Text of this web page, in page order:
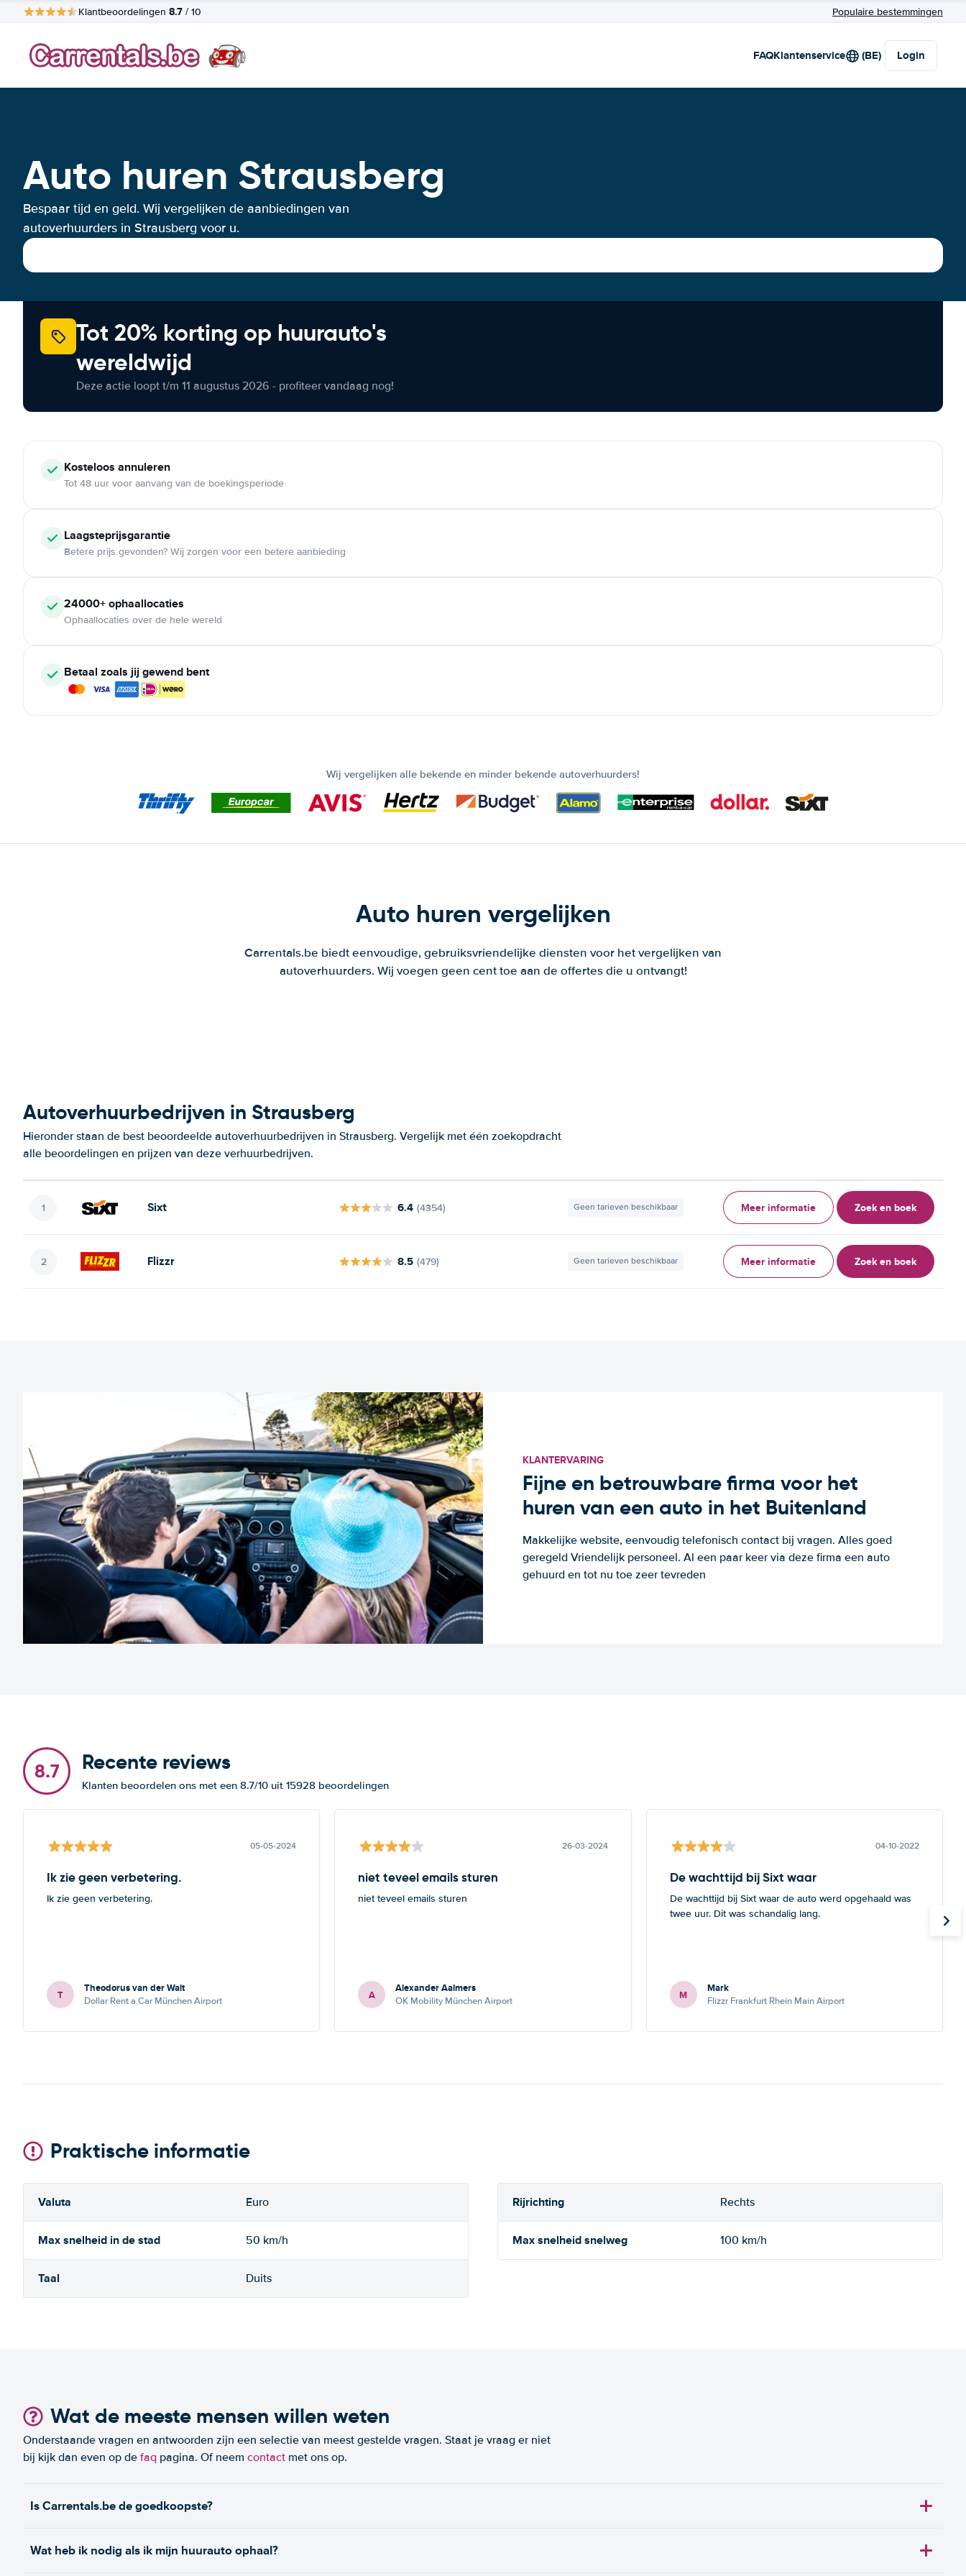
Klantbeoordelingen 8.7 / 10 Populaire bestemmingen
FAQKlantenservice (BE) Login
Auto huren Strausberg
Bespaar tijd en geld. Wij vergelijken de aanbiedingen van
autoverhuurders in Strausberg voor u.
Tot 20% korting op huurauto's
wereldwijd
Deze actie loopt t/m 11 augustus 2026 - profiteer vandaag nog!
Kosteloos annuleren
Tot 48 uur voor aanvang van de boekingsperiode
Laagsteprijsgarantie
Betere prijs gevonden? Wij zorgen voor een betere aanbieding
24000+ophaallocaties
Ophaallocaties over de hele wereld
Betaal zoals jij gewend bent
Wij vergelijken alle bekende en minder bekende autoverhuurders!
Auto huren vergelijken
Carrentals.be biedt eenvoudige, gebruiksvriendelijke diensten voor het vergelijken van
autoverhuurders. Wij voegen geen cent toe aan de offertes die u ontvangt!
Autoverhuurbedrijven in Strausberg
Hieronder staan de best beoordeelde autoverhuurbedrijven in Strausberg. Vergelijk met één zoekopdracht
alle beoordelingen en prijzen van deze verhuurbedrijven.
Sixt 6.4 (4354) Geen tarieven beschikbaar Meer informatie Zoek en boek
Flizzr 8.5 (479) Geen tarieven beschikbaar Meer informatie Zoek en boek
KLANTERVARING
Fijne en betrouwbare firma voor het
huren van een auto in het Buitenland
Makkelijke website, eenvoudig telefonisch contact bij vragen. Alles goed
geregeld Vriendelijk personeel. Al een paar keer via deze firma een auto
gehuurd en tot nu toe zeer tevreden
8.7 Recente reviews
Klanten beoordelen ons met een 8.7/10 uit 15928 beoordelingen
05-05-2024
Ik zie geen verbetering.
Ik zie geen verbetering.
T Theodorus van der Walt
Dollar Rent a Car München Airport
26-03-2024
niet teveel emails sturen
niet teveel emails sturen
A Alexander Aalmers
OK Mobility München Airport
04-10-2022
De wachttijd bij Sixt waar
De wachttijd bij Sixt waar de auto werd opgehaald was
twee uur. Dit was schandalig lang.
M Mark
Flizzr Frankfurt Rhein Main Airport
Praktische informatie
Valuta Euro Rijrichting Rechts
Max snelheid in de stad 50 km/h Max snelheid snelweg 100 km/h
Taal Duits
Wat de meeste mensen willen weten
Onderstaande vragen en antwoorden zijn een selectie van meest gestelde vragen. Staat je vraag er niet
bij kijk dan even op de faq pagina. Of neem contact met ons op.
Is Carrentals.be de goedkoopste?
Wat heb ik nodig als ik mijn huurauto ophaal?